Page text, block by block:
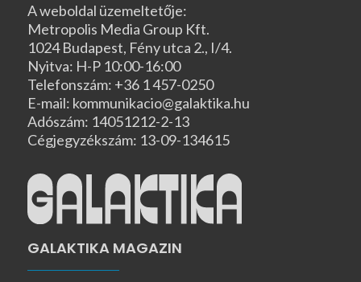
A weboldal üzemeltetője:
Metropolis Media Group Kft.
1024 Budapest, Fény utca 2., I/4.
Nyitva: H-P 10:00-16:00
Telefonszám: +36 1 457-0250
E-mail: kommunikacio@galaktika.hu
Adószám: 14051212-2-13
Cégjegyzékszám: 13-09-134615
GALAKTIKA MAGAZIN